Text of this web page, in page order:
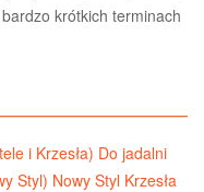
krótkich terminach
i Krzesła) Do jadalni
Styl) Nowy Styl Krzesła